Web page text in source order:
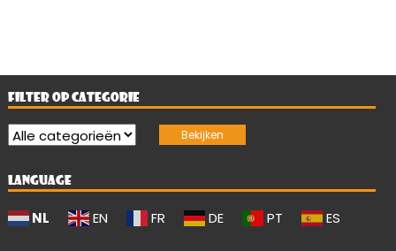
FILTER OP CATEGORIE
LANGUAGE
NL EN FR DE PT ES